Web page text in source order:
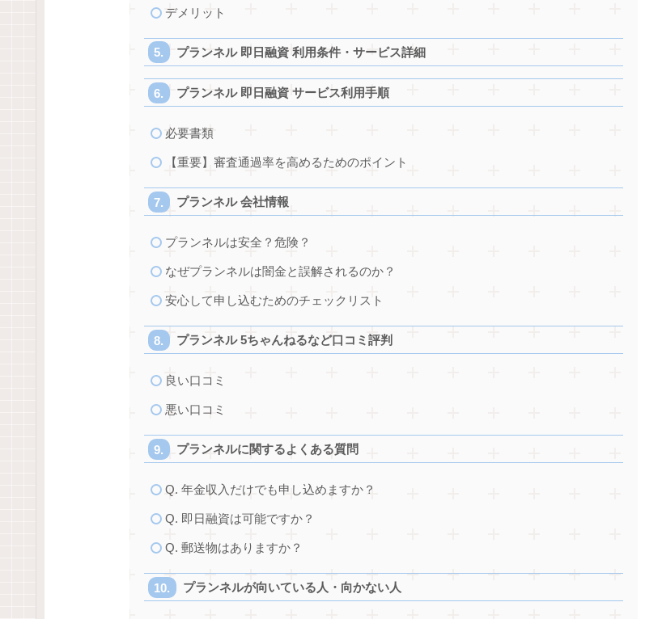
デメリット
プランネル 即日融資 利用条件・サービス詳細
プランネル 即日融資 サービス利用手順
必要書類
【重要】審査通過率を高めるためのポイント
プランネル 会社情報
プランネルは安全？危険？
なぜプランネルは闇金と誤解されるのか？
安心して申し込むためのチェックリスト
プランネル 5ちゃんねるなど口コミ評判
良い口コミ
悪い口コミ
プランネルに関するよくある質問
Q. 年金収入だけでも申し込めますか？
Q. 即日融資は可能ですか？
Q. 郵送物はありますか？
プランネルが向いている人・向かない人